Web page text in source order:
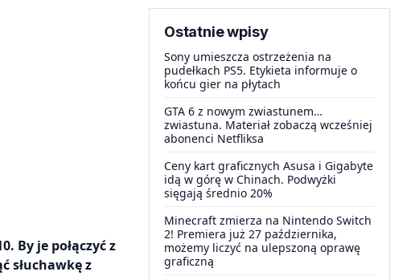
By je połączyć z
słuchawkę z
Ostatnie wpisy
Sony umieszcza ostrzeżenia na
pudełkach PS5. Etykieta informuje o
końcu gier na płytach
GTA 6 z nowym zwiastunem…
zwiastuna. Materiał zobaczą wcześniej
abonenci Netfliksa
Ceny kart graficznych Asusa i Gigabyte
idą w górę w Chinach. Podwyżki
sięgają średnio 20%
Minecraft zmierza na Nintendo Switch
2! Premiera już 27 października,
możemy liczyć na ulepszoną oprawę
graficzną